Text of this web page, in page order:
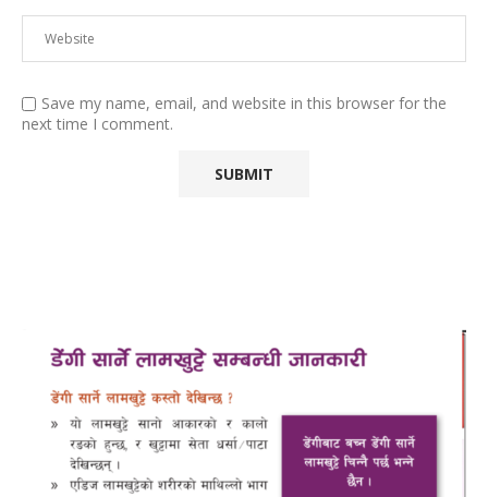
Save my name, email, and website in this browser for the
next time I comment.